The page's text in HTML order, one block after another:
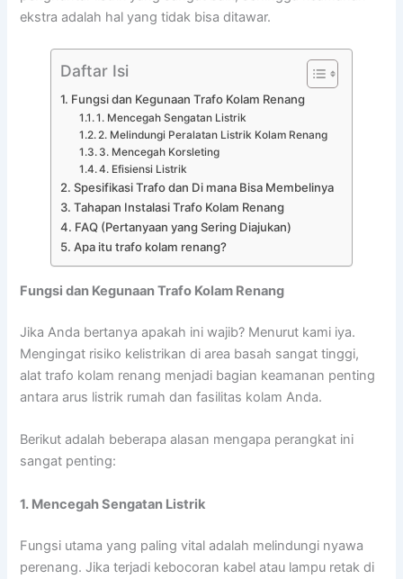
ekstra adalah hal yang tidak bisa ditawar.
Daftar Isi
Fungsi dan Kegunaan Trafo Kolam Renang
1. Mencegah Sengatan Listrik
2. Melindungi Peralatan Listrik Kolam Renang
3. Mencegah Korsleting
4. Efisiensi Listrik
Spesifikasi Trafo dan Di mana Bisa Membelinya
Tahapan Instalasi Trafo Kolam Renang
FAQ (Pertanyaan yang Sering Diajukan)
Apa itu trafo kolam renang?
Fungsi dan Kegunaan Trafo Kolam Renang
Jika Anda bertanya apakah ini wajib? Menurut kami iya.
Mengingat risiko kelistrikan di area basah sangat tinggi,
alat trafo kolam renang menjadi bagian keamanan penting
antara arus listrik rumah dan fasilitas kolam Anda.
Berikut adalah beberapa alasan mengapa perangkat ini
sangat penting:
1. Mencegah Sengatan Listrik
Fungsi utama yang paling vital adalah melindungi nyawa
perenang. Jika terjadi kebocoran kabel atau lampu retak di